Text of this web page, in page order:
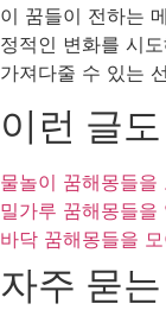
이 꿈들이 전하는
정적인 변화를 시
가져다줄 수 있는
이런 글
물놀이 꿈해몽들을
밀가루 꿈해몽들
바닥 꿈해몽들을
자주 묻